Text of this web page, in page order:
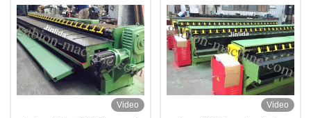
Video
Video